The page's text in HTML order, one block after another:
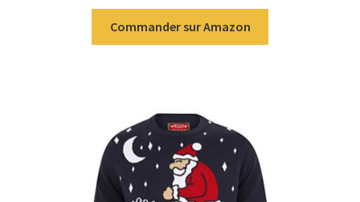
Commander sur Amazon